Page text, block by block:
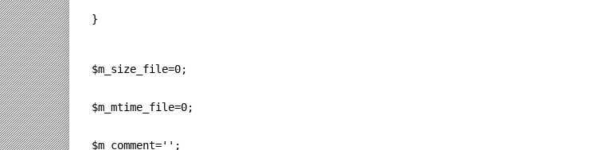
}
$m_size_file=0;
$m_mtime_file=0;
$m_comment='';